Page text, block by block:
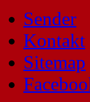
Sender
Kontakt
Sitemap